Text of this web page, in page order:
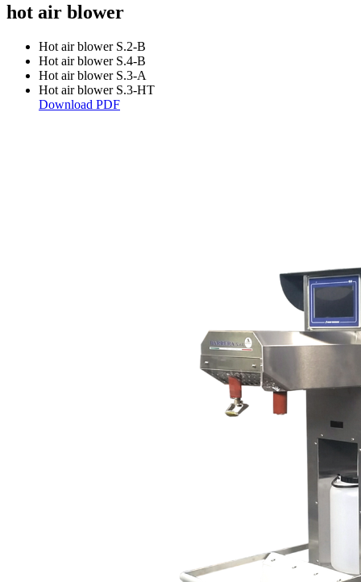
hot air blower
Hot air blower S.2-B
Hot air blower S.4-B
Hot air blower S.3-A
Hot air blower S.3-HT
Download PDF